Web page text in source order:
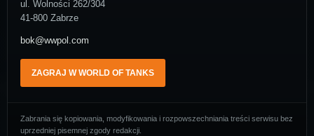
ul. Wolności 262/304
41-800 Zabrze
bok@wwpol.com
ZAGRAJ W WORLD OF TANKS
Zabrania się kopiowania, modyfikowania i rozpowszechniania treści serwisu bez
uprzedniej pisemnej zgody redakcji.